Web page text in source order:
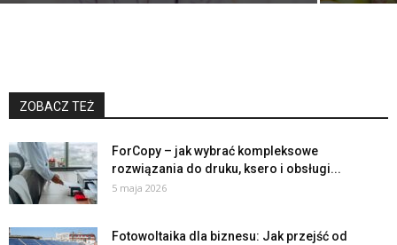
ZOBACZ TEŻ
ForCopy – jak wybrać kompleksowe
rozwiązania do druku, ksero i obsługi...
5 maja 2026
Fotowoltaika dla biznesu: Jak przejść od